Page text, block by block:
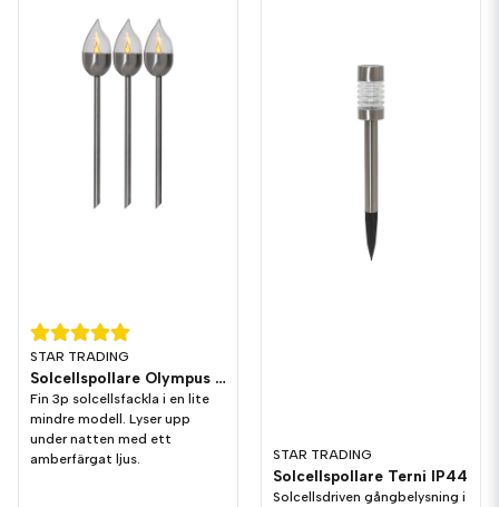
STAR TRADING
Solcellspollare Olympus 3-P IP44
Fin 3p solcellsfackla i en lite
mindre modell. Lyser upp
under natten med ett
amberfärgat ljus.
STAR TRADING
Solcellspollare Terni IP44
Solcellsdriven gångbelysning i